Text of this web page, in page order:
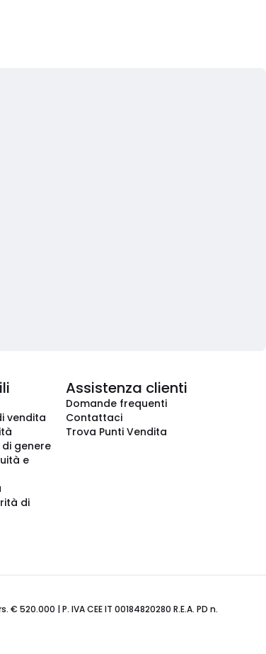
vendita
genere
e
di
Assistenza clienti
Domande frequenti
Contattaci
Trova Punti Vendita
520.000 | P. IVA CEE IT 00184820280 R.E.A. PD n.